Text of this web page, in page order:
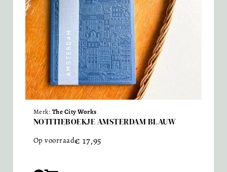
Merk: The City Works
NOTITIEBOEKJE AMSTERDAM BLAUW
Op voorraad€ 17,95